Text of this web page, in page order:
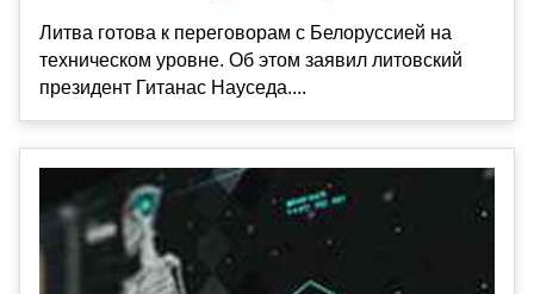
Литва готова к переговорам с Белоруссией на
техническом уровне. Об этом заявил литовский
президент Гитанас Науседа....